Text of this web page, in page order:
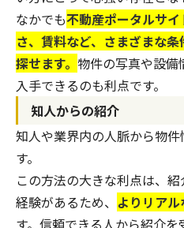
なかでも不動産ポータルサ
さ、賃料など、さまざまな
探せます。 物件の写真や設備
入手できるのも利点です。
知人からの紹介
知人や業界内の人脈から物
す。
この方法の大きな利点は、
経験があるため、 よりリア